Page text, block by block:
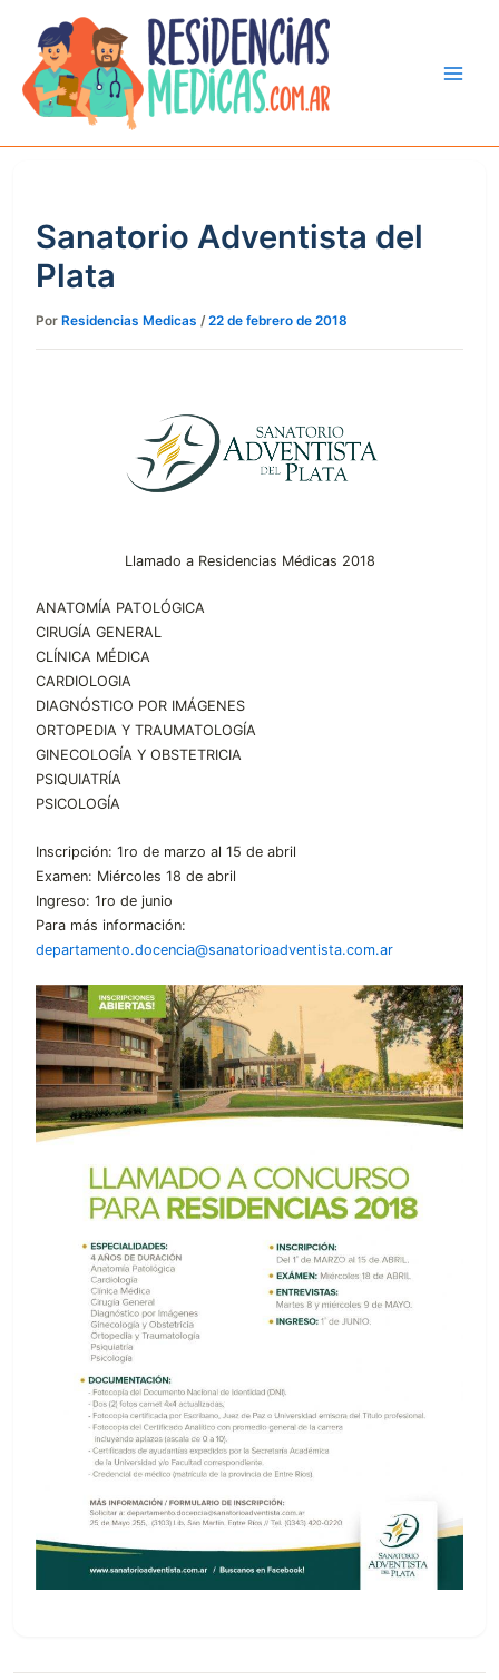
contenido
Sanatorio Adventista del
Plata
Por Residencias Medicas /22 de febrero de 2018
Llamado a Residencias Médicas 2018
ANATOMÍA PATOLÓGICA
CIRUGÍA GENERAL
CLÍNICA MÉDICA
CARDIOLOGIA
DIAGNÓSTICO POR IMÁGENES
ORTOPEDIA Y TRAUMATOLOGÍA
GINECOLOGÍA Y OBSTETRICIA
PSIQUIATRÍA
PSICOLOGÍA
Inscripción: 1ro de marzo al 15 de abril
Examen: Miércoles 18 de abril
Ingreso: 1ro de junio
Para más información:
departamento.docencia@sanatorioadventista.com.ar